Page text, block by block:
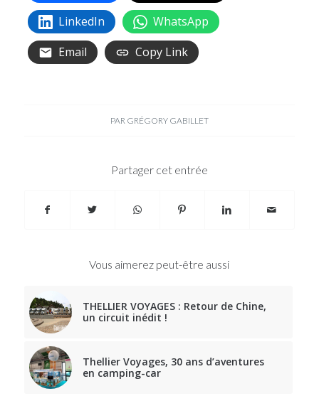
LinkedIn
WhatsApp
Email
Copy Link
PAR GRÉGORY GABILLET
Partager cet entrée
Vous aimerez peut-être aussi
THELLIER VOYAGES : Retour de Chine,
un circuit inédit !
Thellier Voyages, 30 ans d’aventures
en camping-car